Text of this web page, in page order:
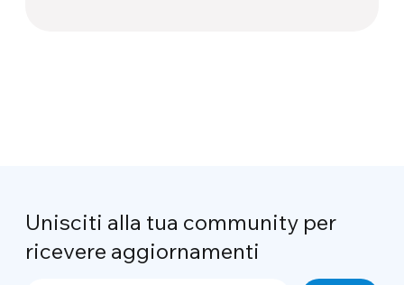
Unisciti alla tua community per
ricevere aggiornamenti